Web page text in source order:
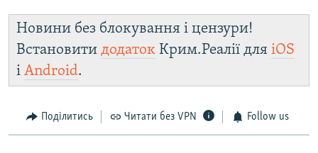
Новини без блокування і цензури!
Встановити додаток Крим.Реалії для iOS
і Android.
Поділитись Читати без VPN Follow us